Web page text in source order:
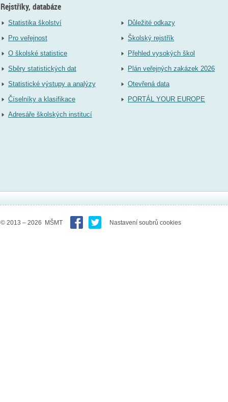
Rejstříky, databáze
Statistika školství
Pro veřejnost
O školské statistice
Sběry statistických dat
Statistické výstupy a analýzy
Číselníky a klasifikace
Adresáře školských institucí
Důležité odkazy
Školský rejstřík
Přehled vysokých škol
Plán veřejných zakázek 2026
Otevřená data
PORTÁL YOUR EUROPE
© 2013 – 2026 MŠMT Nastavení soubrů cookies